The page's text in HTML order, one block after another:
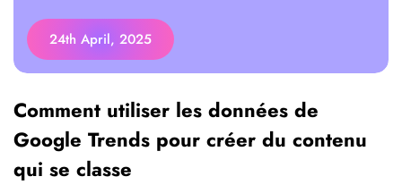
24th April, 2025
Comment utiliser les données de
Google Trends pour créer du contenu
qui se classe